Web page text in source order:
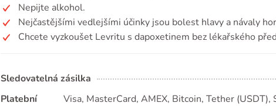
Nepijte alkohol.
Nejčastějšími vedlejšími účinky jsou bolest hlavy a návaly
Chcete vyzkoušet Levritu s dapoxetinem bez lékařského
Sledovatelná zásilka
Platební
Visa, MasterCard, AMEX, Bitcoin, Tether